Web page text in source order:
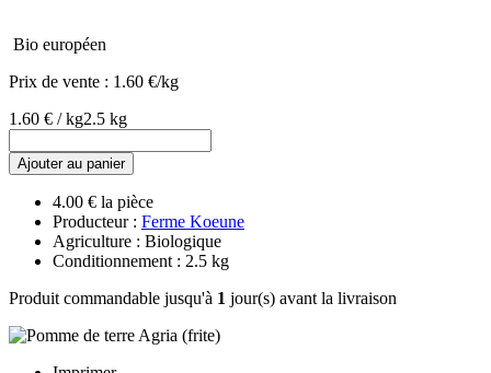
Bio européen
Prix de vente : 1.60 €/kg
1.60 € / kg2.5 kg
Ajouter au panier
4.00 € la pièce
Producteur : Ferme Koeune
Agriculture : Biologique
Conditionnement : 2.5 kg
Produit commandable jusqu'à 1 jour(s) avant la livraison